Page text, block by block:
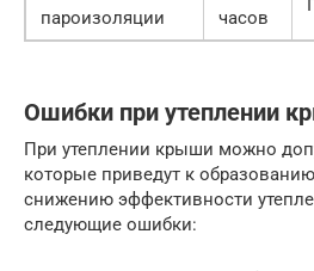
пароизоляции
часов
Ошибки при утеплении
При утеплении крыши можно
которые приведут к
снижению эффективности
следующие ошибки: